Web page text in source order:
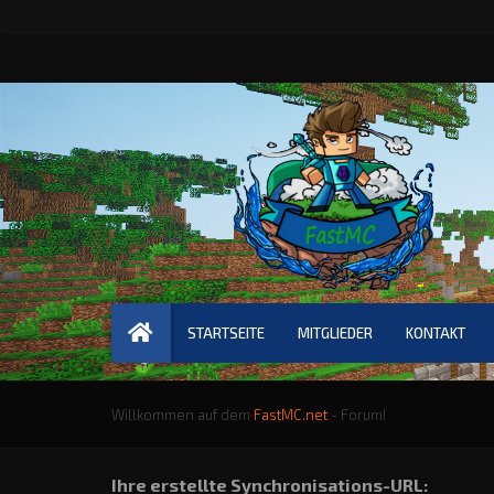
STARTSEITE MITGLIEDER KONTAKT
Willkommen auf dem FastMC.net- Forum!
Ihre erstellte Synchronisations-URL: